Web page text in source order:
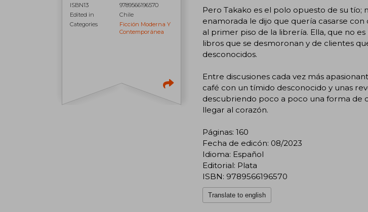
ISBN13
9789566196570
Edited in
Chile
Categories
Ficción Moderna Y
Contemporánea
Pero Takako es el polo opuesto de su tío;
enamorada le dijo que quería casarse con
al primer piso de la librería. Ella, que no
libros que se desmoronan y de clientes
desconocidos.
Entre discusiones cada vez más
café con un tímido desconocido y unas
descubriendo poco a poco una forma de
llegar al corazón.
Páginas: 160
Fecha de edicón: 08/2023
Idioma: Español
Editorial: Plata
ISBN: 9789566196570
Translate to english